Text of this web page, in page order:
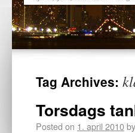
Tag Archives:
Torsdags
Posted on 1. april 2010by